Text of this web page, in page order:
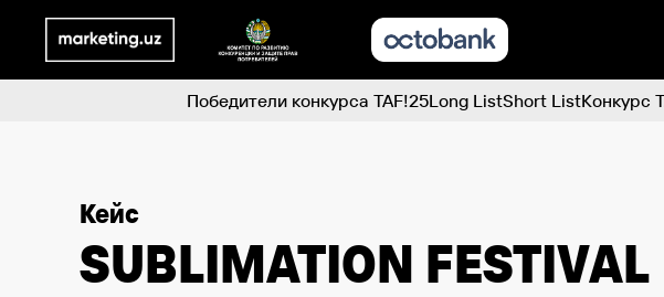
Победители конкурса TAF!25Long ListShort ListКонкурс
Кейс
SUBLIMATION FESTIVAL